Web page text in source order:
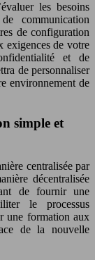
les besoins
communication
de configuration
exigences de votre
et de
de personnaliser
environnement de
simple et
centralisée par
décentralisée
de fournir une
le processus
une formation aux
de la nouvelle